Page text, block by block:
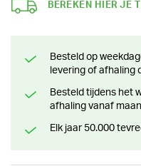
BEREKEN HIER JE
Besteld op weekdagen voor 13 uur? Klaar voor
levering of afhaling
Besteld tijdens het weekend? Klaar voor levering of
afhaling vanaf
Elk jaar 50.000